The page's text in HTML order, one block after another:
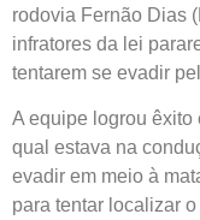
rodovia Fernão Dias
infratores da lei
tentarem se evadir
A equipe logrou êxito
qual estava na
evadir em meio à
para tentar localizar